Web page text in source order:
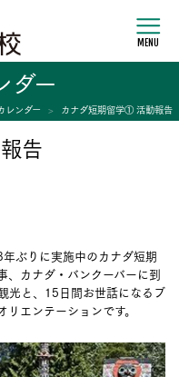
MENU
ダー
レンダー カナダ短期留学① 活動報告
告
ぶりに実施中のカナダ短期
、カナダ・バンクーバーに到
光と、15日間お世話になるブ
エンテーションです。